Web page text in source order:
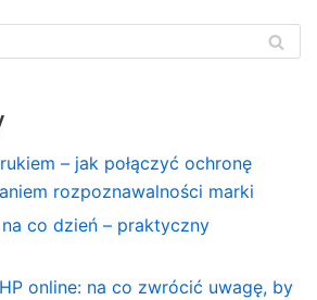
– jak połączyć ochronę
rozpoznawalności marki
na co dzień – praktyczny
online: na co zwrócić uwagę, by